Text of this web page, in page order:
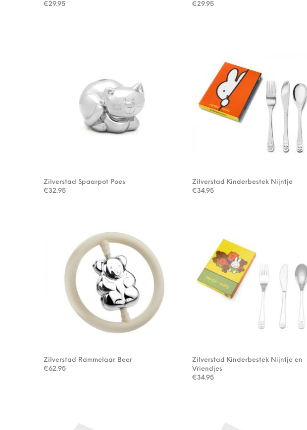
€29.95
€29.95
Zilverstad Spaarpot Poes
€32.95
Zilverstad Kinderbestek Nijntje
€34.95
Zilverstad Rammelaar Beer
€62.95
Zilverstad Kinderbestek Nijntje en
Vriendjes
€34.95